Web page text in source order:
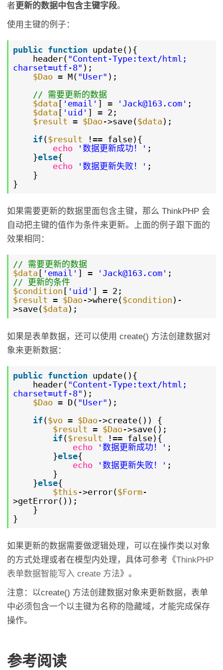
者更新的数据中包含主键字段。
使用主键的例子：
public function update(){
header( "Content-Type:text/html;
charset=utf-8" );
$Dao = M( "User" );
// 需要更新的数据
$data [ 'email' ] = 'Jack@163.com' ;
$data [ 'uid' ] = 2;
$result = $Dao ->save($data );
if ($result
!== false){
echo
'数据更新成功！' ;
}else{
echo
'数据更新失败！' ;
}
}
如果需要更新的数据里面包含主键，那么 ThinkPHP 会
自动把主键的值作为条件来更新。上面的例子跟下面的
效果相同：
// 需要更新的数据
$data [ 'email' ] = 'Jack@163.com' ;
// 更新的条件
$condition [ 'uid' ] = 2;
$result = $Dao ->where($condition )-
>save($data );
如果是表单数据，还可以使用 create() 方法创建数据对
象来更新数据：
public function update(){
header( "Content-Type:text/html;
charset=utf-8" );
$Dao = D( "User" );
if ($vo = $Dao ->create()) {
$result = $Dao ->save();
if ($result
!== false){
echo
'数据更新成功！' ;
}else{
echo
'数据更新失败！' ;
}
}else{
$this ->error($Form-
>getError());
}
}
如果更新的数据需要做逻辑处理，可以在操作类以对象
的方式处理或者在模型内处理，具体可参考《ThinkPHP
表单数据智能写入 create 方法》。
注意：以create() 方法创建数据对象来更新数据，表单
中必须包含一个以主键为名称的隐藏域，才能完成保存
操作。
参考阅读